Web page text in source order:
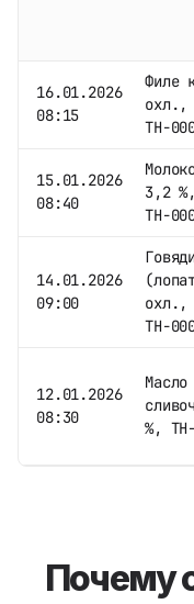
16.01.2026
08:15
Филе
охл.,
ТН-
15.01.2026
08:40
3,2 %,
ТН-
14.01.2026
09:00
охл.,
ТН-
12.01.2026
08:30
Масло
%,
Почему